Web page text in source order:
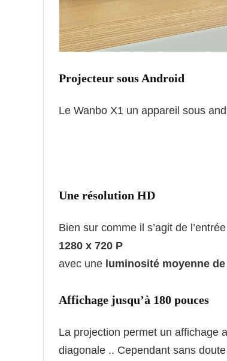
Projecteur sous Android
Le Wanbo X1 un appareil sous
Une résolution HD
Bien sur comme il s’agit de
1280 x 720 P
avec une luminosité moyenne
Affichage jusqu’à 180 pouces
La projection permet un affichage
diagonale .. Cependant sans